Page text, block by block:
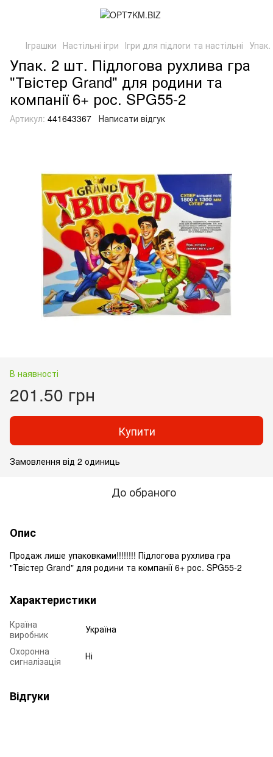
Іграшки Настільні ігри Ігри для підлоги та настільні
Упак. 2 шт. Підлогова рухлива гра
"Твістер Grand" для родини та
компанії 6+ рос. SPG55-2
Артикул: 441643367 Написати відгук
В наявності
201.50 грн
Купити
Замовлення від 2 одиниць
До обраного
Опис
Продаж лише упаковками!!!!!!!! Підлогова рухлива гра
"Твістер Grand" для родини та компанії 6+ рос. SPG55-2
Характеристики
Країна
виробник
Україна
Охоронна
сигналізація
Ні
Відгуки